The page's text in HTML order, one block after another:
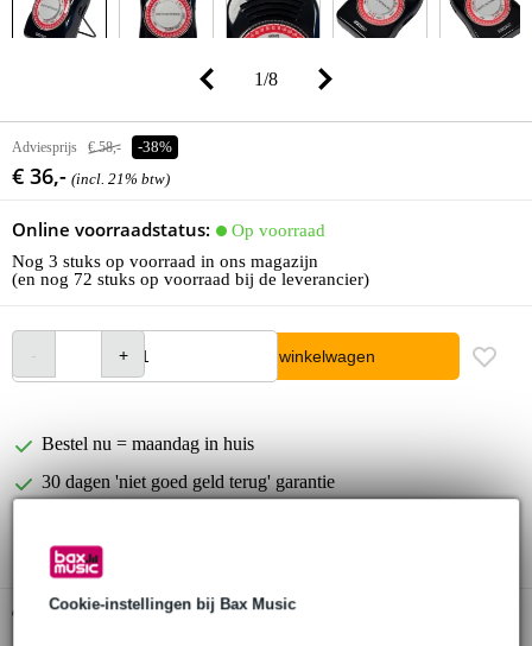
Cookie-instellingen bij Bax Music
1/8
Adviesprijs € 58,- -38%
€ 36,- (incl. 21% btw)
Online voorraadstatus:
Op voorraad
Nog 3 stuks op voorraad in ons magazijn
(en nog 72 stuks op voorraad bij de leverancier)
In winkelwagen
Bestel nu = maandag in huis
30 dagen 'niet goed geld terug' garantie
Gratis ophalen in de winkel